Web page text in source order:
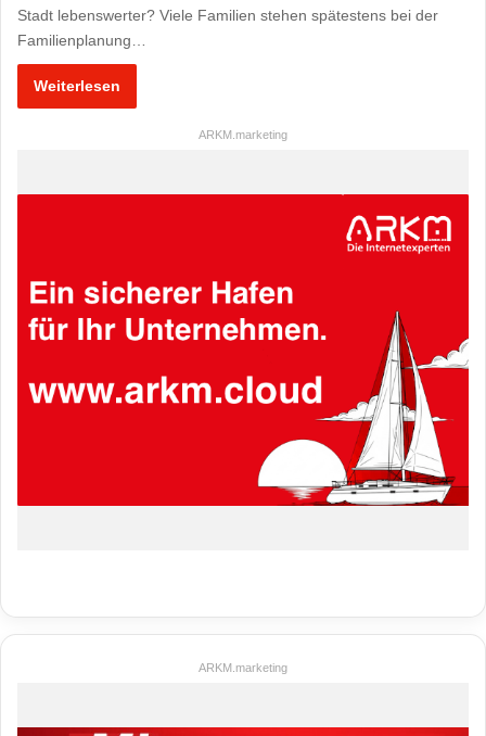
Stadt lebenswerter? Viele Familien stehen spätestens bei der
Familienplanung…
Weiterlesen
ARKM.marketing
ARKM.marketing